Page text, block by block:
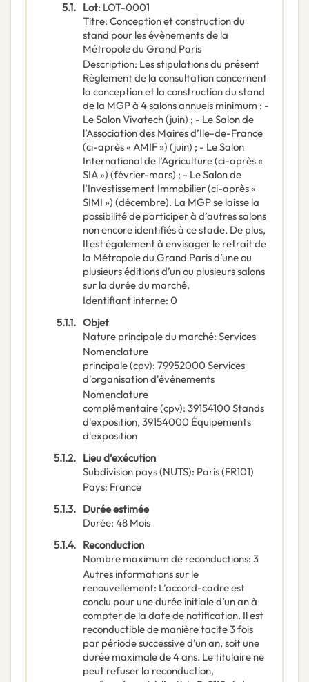
5.1. Lot: LOT-0001
Titre: Conception et construction du
stand pour les évènements de la
Métropole du Grand Paris
Description: Les stipulations du présent
Règlement de la consultation concernent
la conception et la construction du stand
de la MGP à 4 salons annuels minimum : -
Le Salon Vivatech (juin) ; - Le Salon de
l’Association des Maires d’Ile-de-France
(ci-après « AMIF ») (juin) ; - Le Salon
International de l’Agriculture (ci-après «
SIA ») (février-mars) ; - Le Salon de
l’Investissement Immobilier (ci-après «
SIMI ») (décembre). La MGP se laisse la
possibilité de participer à d’autres salons
non encore identifiés à ce stade. De plus,
Il est également à envisager le retrait de
la Métropole du Grand Paris d’une ou
plusieurs éditions d’un ou plusieurs salons
sur la durée du marché.
Identifiant interne: 0
5.1.1. Objet
Nature principale du marché: Services
Nomenclature
principale(cpv): 79952000 Services
d'organisation d'événements
Nomenclature
complémentaire(cpv): 39154100 Stands
d'exposition, 39154000 Équipements
d'exposition
5.1.2. Lieu d’exécution
Subdivision pays (NUTS): Paris(FR101)
Pays: France
5.1.3. Durée estimée
Durée: 48 Mois
5.1.4. Reconduction
Nombre maximum de reconductions: 3
Autres informations sur le
renouvellement: L’accord-cadre est
conclu pour une durée initiale d’un an à
compter de la date de notification. Il est
reconductible de manière tacite 3 fois
par période successive d’un an, soit une
durée maximale de 4 ans. Le titulaire ne
peut refuser la reconduction,